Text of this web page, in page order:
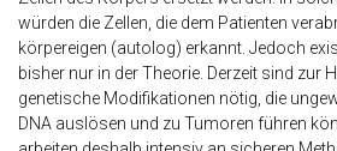
würden die Zellen, die dem Patienten
körpereigen (autolog) erkannt. Jedoch
bisher nur in der Theorie. Derzeit sind zur
genetische Modifikationen nötig, die
DNA auslösen und zu Tumoren führen